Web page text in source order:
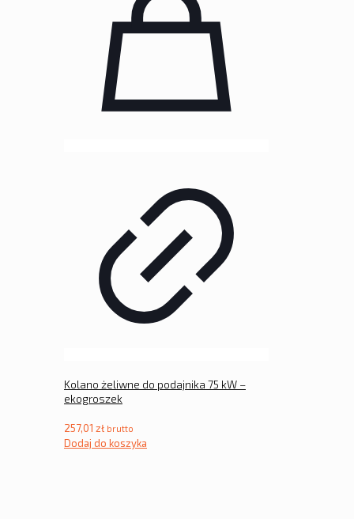
Kolano żeliwne do podajnika 75 kW –
ekogroszek
257,01 zł brutto
Dodaj do koszyka